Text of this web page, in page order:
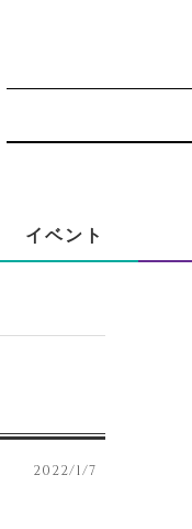
イベント
2022/1/7